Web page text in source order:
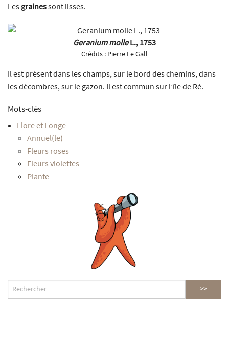
Les grainessont lisses.
Geranium molleL., 1753
Crédits : Pierre Le Gall
Il est présent dans les champs, sur le bord des chemins, dans
les décombres, sur le gazon. Il est commun sur l’île de Ré.
Mots-clés
Flore et Fonge
Annuel(le)
Fleurs roses
Fleurs violettes
Plante